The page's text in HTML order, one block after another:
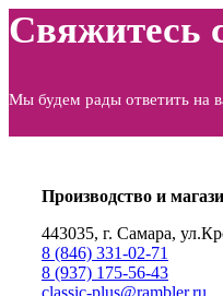
Свяжитесь
Мы будем рады ответить на
Производство и
443035, г. Самара,
8 (846) 331-02-71
8 (937) 175-56-43